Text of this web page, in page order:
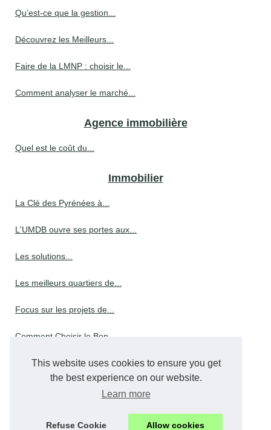
This website uses cookies to ensure you get
the best experience on our website.
Learn more
Refuse Cookie Allow cookies
Qu’est-ce que la gestion...
Découvrez les Meilleurs...
Faire de la LMNP : choisir le...
Comment analyser le marché...
Agence immobilière
Quel est le coût du...
Immobilier
La Clé des Pyrénées à...
L'UMDB ouvre ses portes aux...
Les solutions...
Les meilleurs quartiers de...
Focus sur les projets de...
Comment Choisir le Bon...
Garantie parfaite achèvement...
Reforme retraite ce qui...